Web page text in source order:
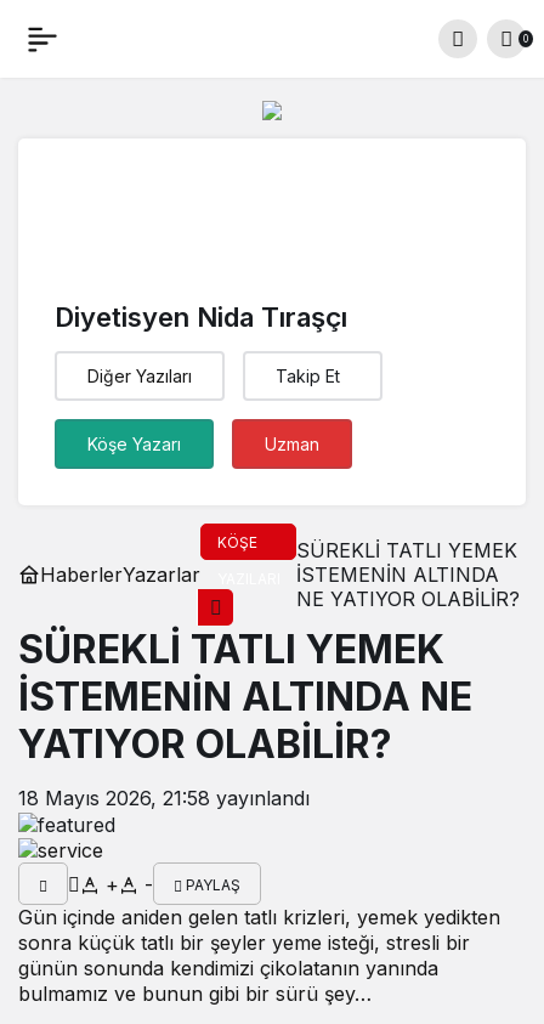
0
Diyetisyen Nida Tıraşçı
Diğer Yazıları Takip Et
Köşe Yazarı Uzman
HaberlerYazarlar
KÖŞE
SÜREKLİ TATLI YEMEK
İSTEMENİN ALTINDA
NE YATIYOR OLABİLİR?
SÜREKLİ TATLI YEMEK
İSTEMENİN ALTINDA NE
YATIYOR OLABİLİR?
18 Mayıs 2026, 21:58 yayınlandı
+ - PAYLAŞ
Gün içinde aniden gelen tatlı krizleri, yemek yedikten
sonra küçük tatlı bir şeyler yeme isteği, stresli bir
günün sonunda kendimizi çikolatanın yanında
bulmamız ve bunun gibi bir sürü şey…